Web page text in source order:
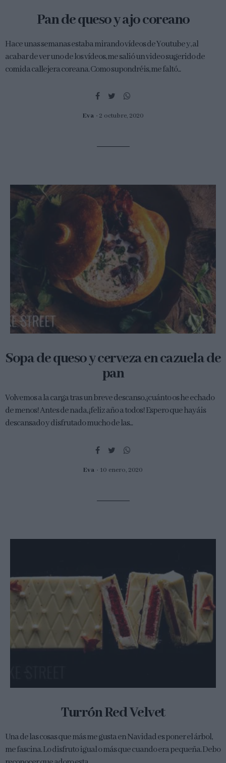
Pan de queso y ajo coreano
Hace unas semanas estaba mirando vídeos de Youtube y, al
acabar de ver uno de los vídeos, me salió un video sugerido de
comida callejera coreana. Como supondréis, me faltó...
Eva 2 octubre, 2020
Sopa de queso y cerveza en cazuela de
pan
Volvemos a la carga tras un breve descanso, ¡cuánto os he echado
de menos! Antes de nada, ¡feliz año a todos! Espero que hayáis
descansado y disfrutado mucho de las...
Eva 10 enero, 2020
Turrón Red Velvet
Una de las cosas que más me gusta en Navidad es poner el árbol,
me fascina. Lo disfruto igual o más que cuando era pequeña. Debo